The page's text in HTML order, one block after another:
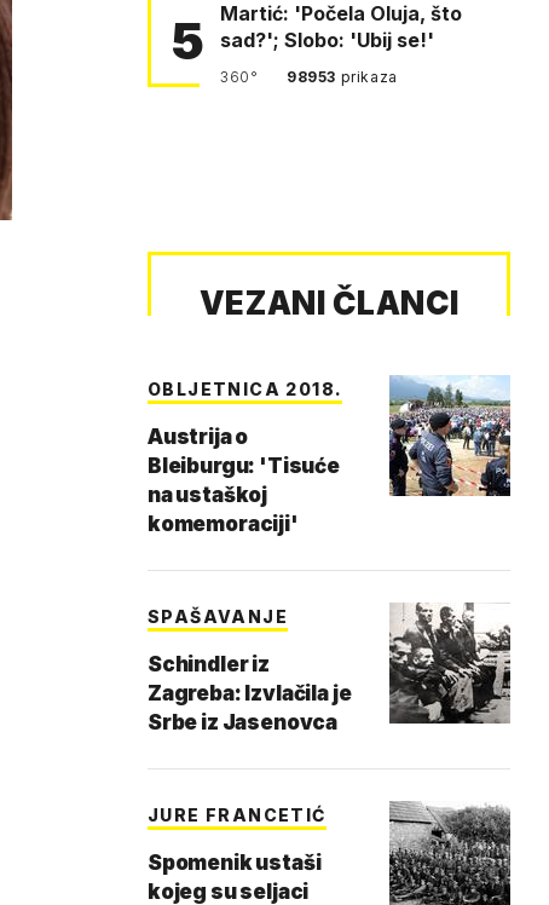
5
Martić: 'Počela Oluja, što
sad?'; Slobo: 'Ubij se!'
360° 98953 prikaza
VEZANI ČLANCI
OBLJETNICA 2018.
Austrija o
Bleiburgu: 'Tisuće
na ustaškoj
komemoraciji'
SPAŠAVANJE
Schindler iz
Zagreba: Izvlačila je
Srbe iz Jasenovca
JURE FRANCETIĆ
Spomenik ustaši
kojeg su seljaci